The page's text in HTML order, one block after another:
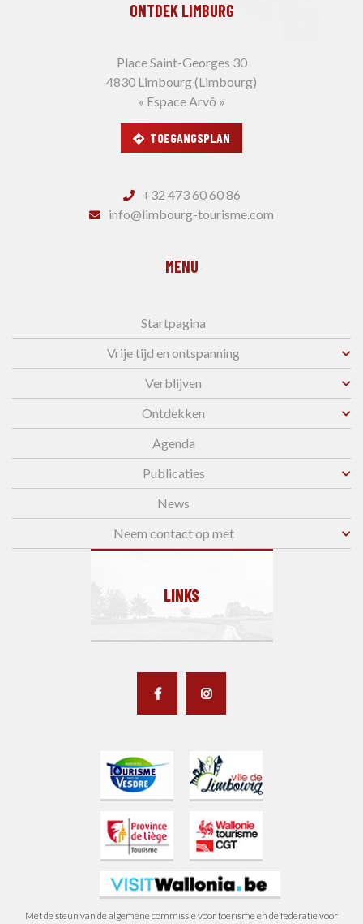
ONTDEK LIMBURG
Place Saint-Georges 30
4830 Limbourg (Limbourg)
« Espace Arvô »
TOEGANGSPLAN
+32 473 60 60 86
info@limbourg-tourisme.com
MENU
Startpagina
Vrije tijd en ontspanning
Verblijven
Ontdekken
Agenda
Publicaties
News
Neem contact op met
LINKS
Met de steun van de algemene commissie voor toerisme en de federatie voor